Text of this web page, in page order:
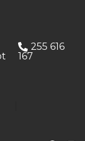
255 616
167